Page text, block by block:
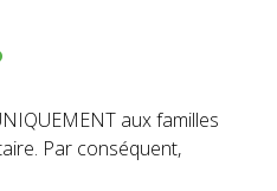
aux familles
Par conséquent,